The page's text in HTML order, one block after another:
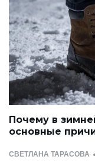
Почему в
основные
СВЕТЛАНА ТАРАСОВА